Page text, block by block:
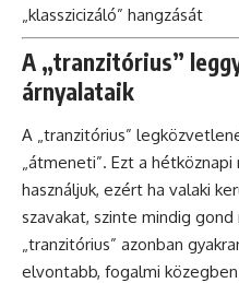
„klasszicizáló” hangzását
A „tranzitórius”
árnyalataik
A „tranzitórius”
„átmeneti”. Ezt a
használjuk, ezért ha valaki
szavakat, szinte mindig
„tranzitórius” azonban
elvontabb, fogalmi